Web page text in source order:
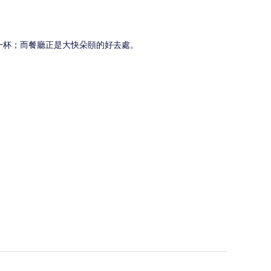
；而餐廳正是大快朵頤的好去處。